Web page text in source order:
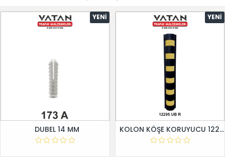
YENI
DUBEL 14 MM
YENI
KOLON KÖŞE KORUYUCU 12295 UB R